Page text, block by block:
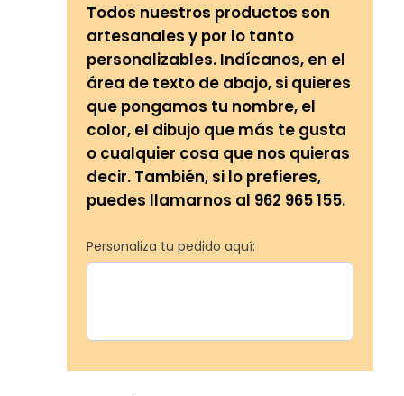
Todos nuestros productos son
artesanales y por lo tanto
personalizables. Indícanos, en el
área de texto de abajo, si quieres
que pongamos tu nombre, el
color, el dibujo que más te gusta
o cualquier cosa que nos quieras
decir. También, si lo prefieres,
puedes llamarnos al 962 965 155.
Personaliza tu pedido aquí: